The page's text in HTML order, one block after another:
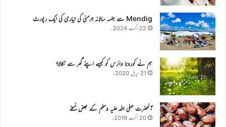
Mendig سے جلسہ سالانہ جرمنی کی تیاری کی ایک رپورٹ
22 اگست 2024ء
ہم نے کورونا وائرس کو کیسے اپنے گھر سے نکالا؟
21 اپریل 2020ء
آنحضرت صلی اللہ علیہ وسلم کے بعض نسخے
20 اگست 2019ء